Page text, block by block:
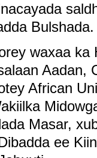
Bulshada.
waxaa
Aadan,
African
Masar,
ee